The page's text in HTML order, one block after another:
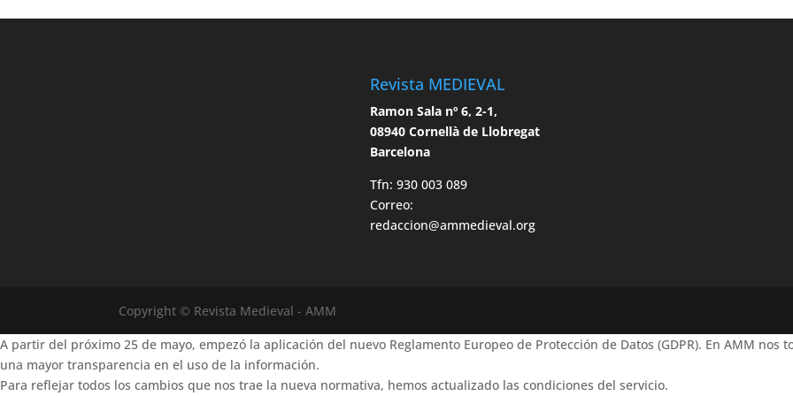
Revista MEDIEVAL
Ramon Sala nº 6, 2-1,
08940 Cornellà de Llobregat
Barcelona
Tfn: 930 003 089
Correo:
redaccion@ammedieval.org
Copyright © Revista Medieval - AMM
A partir del próximo 25 de mayo, empezó la aplicación del nuevo Reglamento Europeo de Protección de Datos (GDPR). En AMM
una mayor transparencia en el uso de la información.
Para reflejar todos los cambios que nos trae la nueva normativa, hemos actualizado las condiciones del servicio.